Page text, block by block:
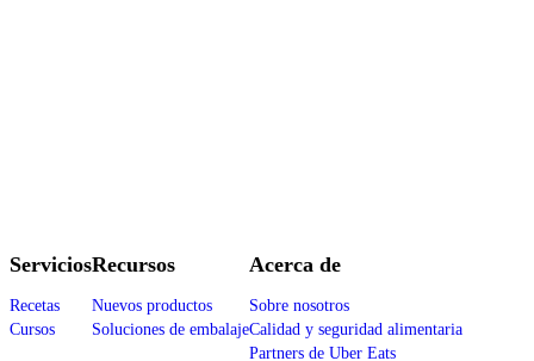
Servicios
Recetas
Cursos
Recursos
Nuevos productos
Soluciones de embalaje
Acerca de
Sobre nosotros
Calidad y seguridad alimentaria
Partners de Uber Eats